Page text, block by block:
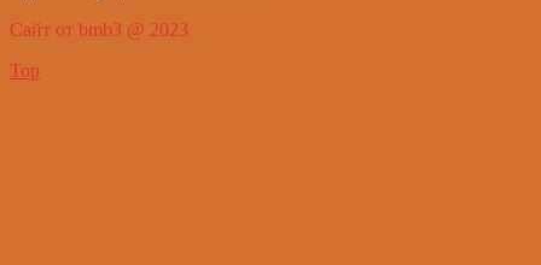
Сайт от bmb3 @ 2023
Top